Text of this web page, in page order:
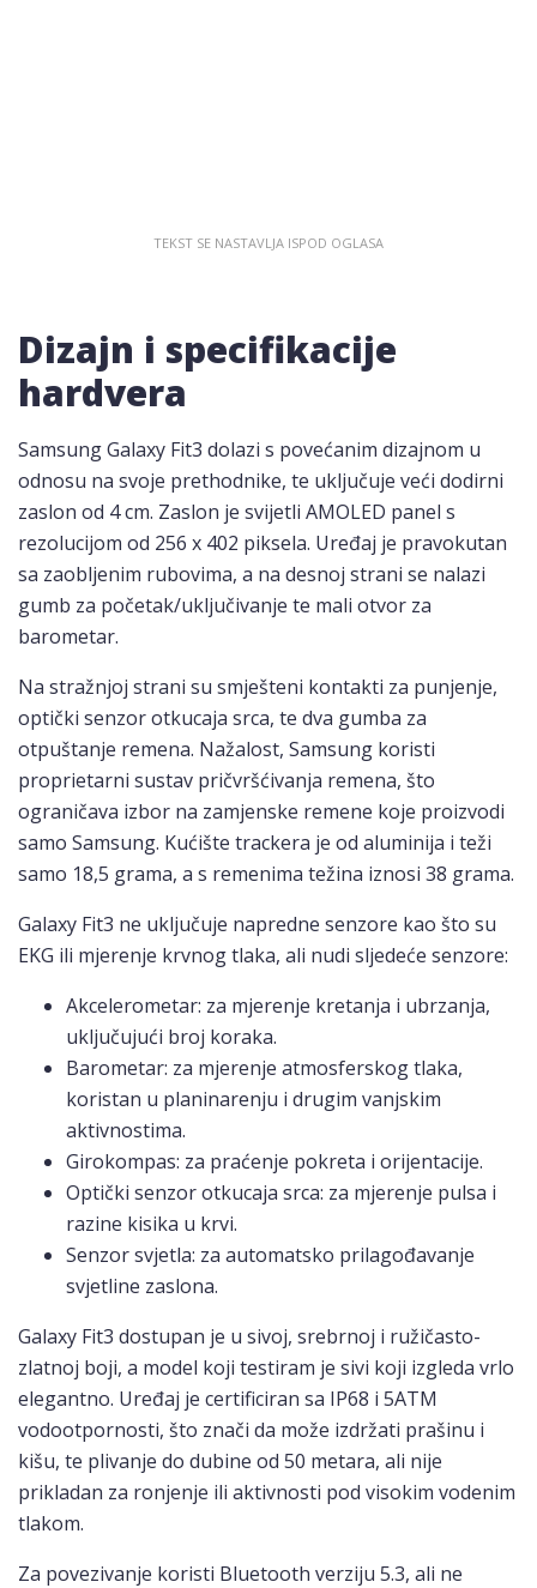
Dizajn i specifikacije
hardvera
Samsung Galaxy Fit3 dolazi s povećanim dizajnom u
odnosu na svoje prethodnike, te uključuje veći dodirni
zaslon od 4 cm. Zaslon je svijetli AMOLED panel s
rezolucijom od 256 x 402 piksela. Uređaj je pravokutan
sa zaobljenim rubovima, a na desnoj strani se nalazi
gumb za početak/uključivanje te mali otvor za
barometar.
Na stražnjoj strani su smješteni kontakti za punjenje,
optički senzor otkucaja srca, te dva gumba za
otpuštanje remena. Nažalost, Samsung koristi
proprietarni sustav pričvršćivanja remena, što
ograničava izbor na zamjenske remene koje proizvodi
samo Samsung. Kućište trackera je od aluminija i teži
samo 18,5 grama, a s remenima težina iznosi 38 grama.
Galaxy Fit3 ne uključuje napredne senzore kao što su
EKG ili mjerenje krvnog tlaka, ali nudi sljedeće senzore:
Akcelerometar: za mjerenje kretanja i ubrzanja,
uključujući broj koraka.
Barometar: za mjerenje atmosferskog tlaka,
koristan u planinarenju i drugim vanjskim
aktivnostima.
Girokompas: za praćenje pokreta i orijentacije.
Optički senzor otkucaja srca: za mjerenje pulsa i
razine kisika u krvi.
Senzor svjetla: za automatsko prilagođavanje
svjetline zaslona.
Galaxy Fit3 dostupan je u sivoj, srebrnoj i ružičasto-
zlatnoj boji, a model koji testiram je sivi koji izgleda vrlo
elegantno. Uređaj je certificiran sa IP68 i 5ATM
vodootpornosti, što znači da može izdržati prašinu i
kišu, te plivanje do dubine od 50 metara, ali nije
prikladan za ronjenje ili aktivnosti pod visokim vodenim
tlakom.
Za povezivanje koristi Bluetooth verziju 5.3, ali ne